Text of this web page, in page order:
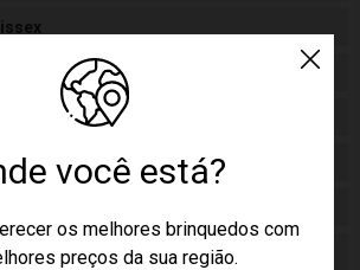
você está?
os melhores brinquedos com
preços da sua região.
de Influencer
e Filhos